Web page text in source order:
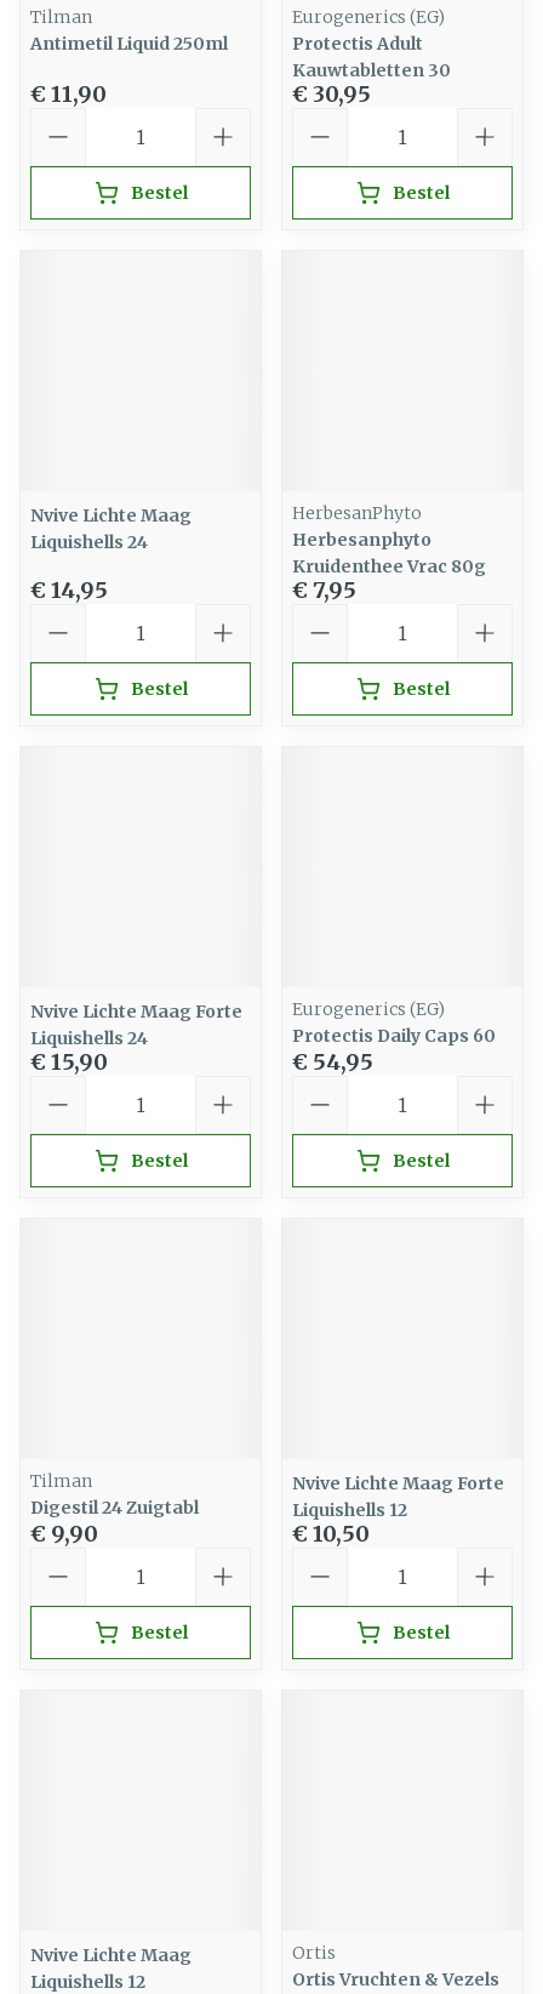
Tilman
Antimetil Liquid 250ml
€ 11,90
Bestel
Eurogenerics (EG)
Protectis Adult
Kauwtabletten 30
€ 30,95
Bestel
Nvive Lichte Maag
Liquishells 24
€ 14,95
Bestel
HerbesanPhyto
Herbesanphyto
Kruidenthee Vrac 80g
€ 7,95
Bestel
Nvive Lichte Maag Forte
Liquishells 24
€ 15,90
Bestel
Eurogenerics (EG)
Protectis Daily Caps 60
€ 54,95
Bestel
Tilman
Digestil 24 Zuigtabl
€ 9,90
Bestel
Nvive Lichte Maag Forte
Liquishells 12
€ 10,50
Bestel
Nvive Lichte Maag
Liquishells 12
Ortis
Ortis Vruchten & Vezels